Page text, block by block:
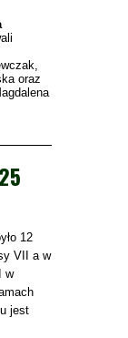
oraz
12
VII a w
w
jest